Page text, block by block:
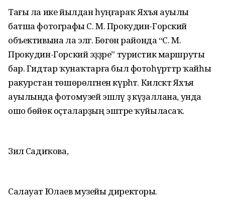
Тағы ла ике йылдан һуңғараҡ Яхъя ауылы
батша фотографы С. М. Прокудин-Горский
объективына ла эләгә. Бөгөн районда “С. М.
Прокудин-Горский эҙҙәре” туристик маршруты
бар. Гидтар ҡунаҡтарға был фотоһүрәттәр ҡайһы
ракурстан төшөрөлгәнен күрһәтә. Киләсәктә Яхъя
ауылында фотомузей эшләү ҙә күҙаллана, унда
ошо бөйөк оҫталарҙың эштәре ҡуйыласаҡ.
Зилә Садиҡова,
Салауат Юлаев музейы директоры.